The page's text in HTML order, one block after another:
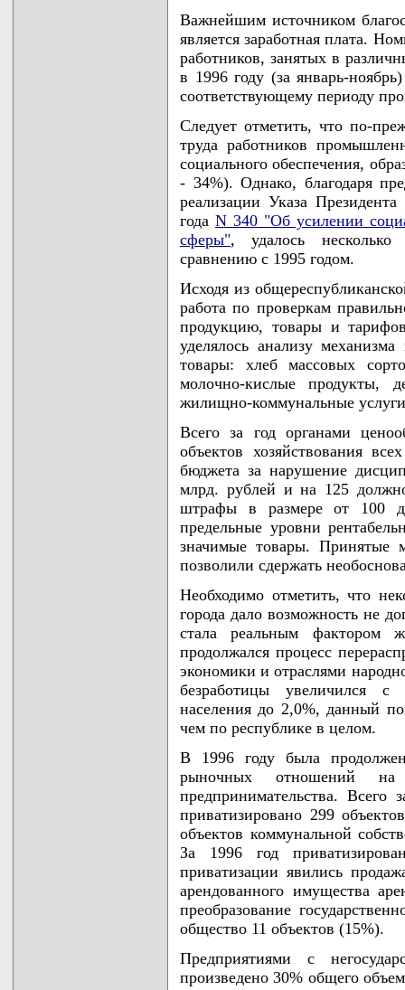
Важнейшим источником
является заработная плата.
работников, занятых в
в 1996 году (за январь-
соответствующему периоду
Следует отметить, что по-
труда работников
социального обеспечения,
- 34%). Однако, благодаря
реализации Указа
года N 340 "Об усилении
сферы", удалось
сравнению с 1995 годом.
Исходя из
работа по проверкам
продукцию, товары и
уделялось анализу
товары: хлеб массовых
молочно-кислые продукты,
жилищно-коммунальные
Всего за год органами
объектов хозяйствования
бюджета за нарушение
млрд. рублей и на 125
штрафы в размере от 100
предельные уровни
значимые товары. Принятые
позволили сдержать
Необходимо отметить, что
города дало возможность не
стала реальным
продолжался процесс
экономики и отраслями
безработицы увеличился с
населения до 2,0%, данный
чем по республике в целом.
В 1996 году была
рыночных отношений на
предпринимательства. Всего
приватизировано 299
объектов коммунальной
За 1996 год
приватизации явились
арендованного имущества
преобразование
общество 11 объектов (15%).
Предприятиями с
произведено 30% общего